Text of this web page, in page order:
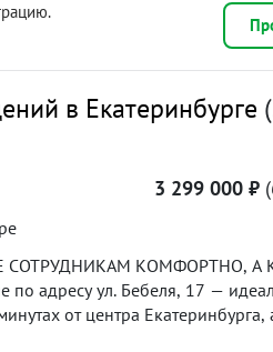
в Екатеринбурге (
3 299 000 ₽
СОТРУДНИКАМ КОМФОРТНО, А
адресу ул. Бебеля, 17 —
от центра
бесплатная парковка (для вас и